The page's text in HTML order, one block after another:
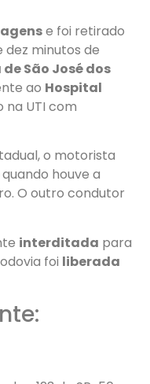
e foi retirado
minutos de
São José dos
ao Hospital
na UTI com
o motorista
houve a
O outro condutor
interditada para
foi liberada